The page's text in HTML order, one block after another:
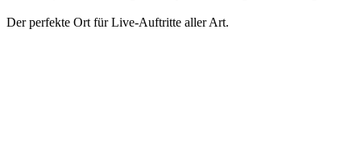
Der perfekte Ort für Live-Auftritte aller Art.